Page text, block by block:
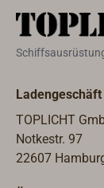
TOPLICHT
Notkestr. 97
22607